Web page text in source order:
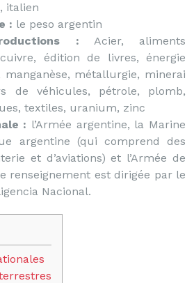
italien
: le peso argentin
: Acier, aliments
édition de livres, énergie
manganèse, métallurgie, minerai
de véhicules, pétrole, plomb,
textiles, uranium, zinc
: l’Armée argentine, la Marine
argentine (qui comprend des
et d’aviations) et l’Armée de
renseignement est dirigée par le
Nacional.